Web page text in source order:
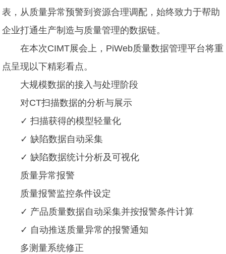
表，从质量异常预警到资源合理调配，始终致力于帮助
企业打通生产制造与质量管理的数据链。
在本次CIMT展会上，PiWeb质量数据管理平台将重
点呈现以下精彩看点。
大规模数据的接入与处理阶段
对CT扫描数据的分析与展示
✓ 扫描获得的模型轻量化
✓ 缺陷数据自动采集
✓ 缺陷数据统计分析及可视化
质量异常报警
质量报警监控条件设定
✓ 产品质量数据自动采集并按报警条件计算
✓ 自动推送质量异常的报警通知
多测量系统修正